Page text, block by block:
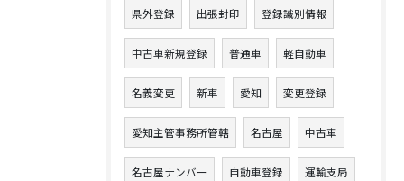
県外登録 出張封印 登録識別情報
中古車新規登録 普通車 軽自動車
名義変更 新車 愛知 変更登録
愛知主管事務所管轄 名古屋 中古車
名古屋ナンバー 自動車登録 運輸支局